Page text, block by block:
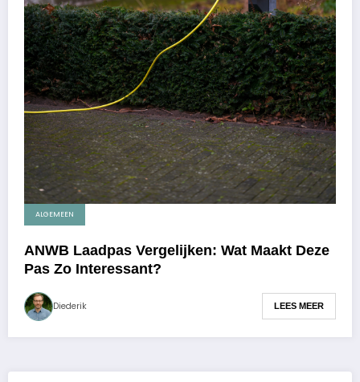
ALGEMEEN
ANWB Laadpas Vergelijken: Wat Maakt Deze
Pas Zo Interessant?
Diederik LEES MEER